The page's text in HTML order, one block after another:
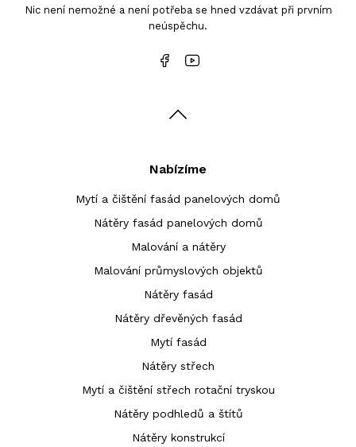
Nic není nemožné a není potřeba se hned vzdávat při prvním
neúspěchu.
Nabízíme
Mytí a čištění fasád panelových domů
Nátěry fasád panelových domů
Malování a nátěry
Malování průmyslových objektů
Nátěry fasád
Nátěry dřevěných fasád
Mytí fasád
Nátěry střech
Mytí a čištění střech rotační tryskou
Nátěry podhledů a štítů
Nátěry konstrukcí